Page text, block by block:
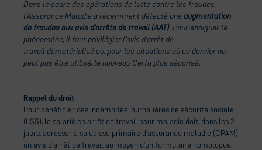
Dans le cadre des opérations de lutte contre les fraudes,
l’Assurance Maladie a récemment détecté une augmentation
de fraudes aux avis d’arrêts de travail (AAT) . Pour endiguer le
phénomène, il faut privilégier l’avis d’arrêt de
travail dématérialisé ou, pour les situations où ce dernier ne
peut pas être utilisé, le nouveau Cerfa plus sécurisé
Rappel du droit
Pour bénéficier des indemnités journalières de sécurité sociale
(IJSS), le salarié en arrêt de travail pour maladie doit, dans les 2
jours, adresser à sa caisse primaire d’assurance maladie (CPAM)
un avis d’arrêt de travail au moyen d’un formulaire homologué,